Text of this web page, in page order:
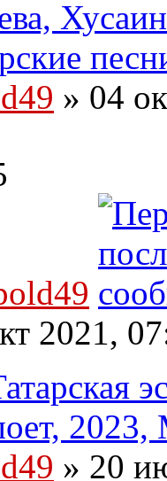
» 04
2021,
2023,
» 20